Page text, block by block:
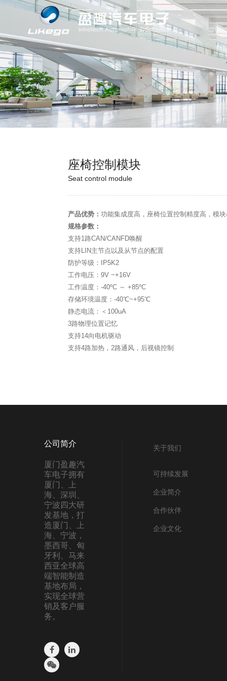
座椅控制模块
Seat control module
产品优势：功能集成度高，座椅位置控制精度高，模
规格参数：
支持1路CAN/CANFD唤醒
支持LIN主节点以及从节点的配置
防护等级：IP5K2
工作电压：9V ~+16V
工作温度：-40ºC ～ +85ºC
存储环境温度：-40℃~+95℃
静态电流：＜100uA
3路物理位置记忆
支持14向电机驱动
支持4路加热，2路通风，后视镜控制
公司简介
厦门盈趣汽
车电子拥有
厦门、上
海、深圳、
宁波四大研
发基地，打
造厦门、上
海、宁波，
墨西哥、匈
牙利、马来
西亚全球高
端智能制造
基地布局，
实现全球营
销及客户服
务。
关于我们
可持续发展
企业简介
合作伙伴
企业文化